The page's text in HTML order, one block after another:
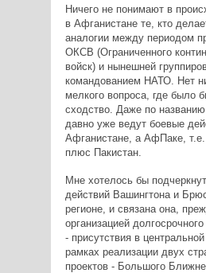
Ничего не понимают в
в Афганистане те, кто
аналогии между периодом
ОКСВ (Ограниченного
войск) и нынешней
командованием НАТО. Нет
мелкого вопроса, где было
сходство. Даже по
давно уже ведут боевые
Афганистане, а АфПаке,
плюс Пакистан.
Мне хотелось бы
действий Вашингтона и
регионе, и связана она,
организацией
- присутствия в
рамках реализации двух
проектов - Большого